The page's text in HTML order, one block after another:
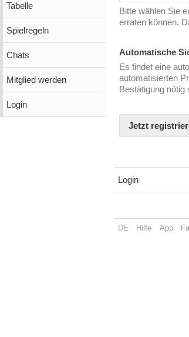
Tabelle
Spielregeln
Chats
Mitglied werden
Login
Bitte wählen Sie
erraten können.
Automatische
Es findet eine
automatisierten
Bestätigung nötig
Jetzt
Login
DE Hilfe App